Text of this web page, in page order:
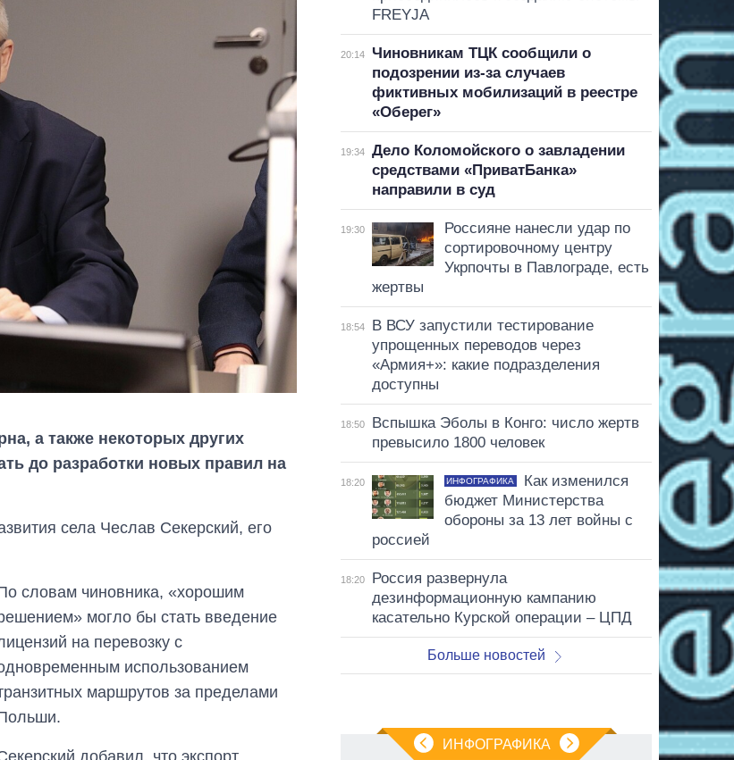
а также некоторых других
до разработки новых правил на
села Чеслав Секерский, его
словам чиновника, «хорошим
могло бы стать введение
на перевозку с
использованием
маршрутов за пределами
FREYJA
20:14
Чиновникам ТЦК сообщили о
подозрении из-за случаев
фиктивных мобилизаций в реестре
«Оберег»
19:34
Дело Коломойского о завладении
средствами «ПриватБанка»
направили в суд
19:30
Россияне нанесли удар по
сортировочному центру
Укрпочты в Павлограде, есть
жертвы
18:54
В ВСУ запустили тестирование
упрощенных переводов через
«Армия+»: какие подразделения
доступны
18:50
Вспышка Эболы в Конго: число жертв
превысило 1800 человек
18:20 ИНФОГРАФИКА
Как изменился
бюджет Министерства
обороны за 13 лет войны с
россией
18:20
Россия развернула
дезинформационную кампанию
касательно Курской операции – ЦПД
Больше новостей
ИНФОГРАФИКА